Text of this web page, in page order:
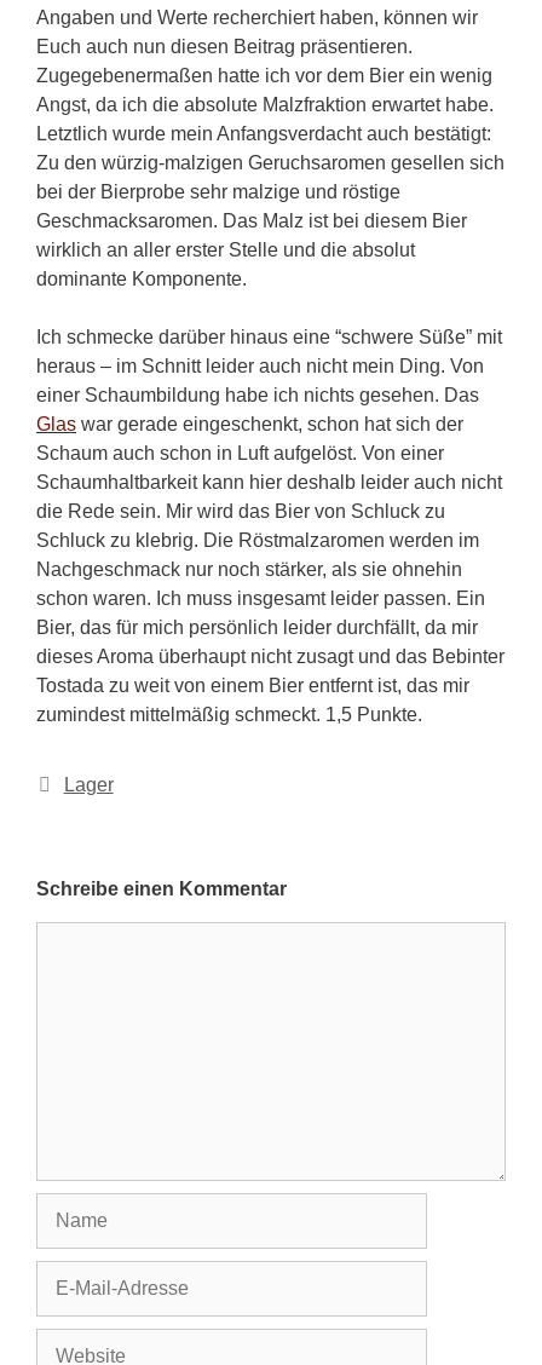
Angaben und Werte recherchiert haben, können wir
Euch auch nun diesen Beitrag präsentieren.
Zugegebenermaßen hatte ich vor dem Bier ein wenig
Angst, da ich die absolute Malzfraktion erwartet habe.
Letztlich wurde mein Anfangsverdacht auch bestätigt:
Zu den würzig-malzigen Geruchsaromen gesellen sich
bei der Bierprobe sehr malzige und röstige
Geschmacksaromen. Das Malz ist bei diesem Bier
wirklich an aller erster Stelle und die absolut
dominante Komponente.
Ich schmecke darüber hinaus eine “schwere Süße” mit
heraus – im Schnitt leider auch nicht mein Ding. Von
einer Schaumbildung habe ich nichts gesehen. Das
Glas war gerade eingeschenkt, schon hat sich der
Schaum auch schon in Luft aufgelöst. Von einer
Schaumhaltbarkeit kann hier deshalb leider auch nicht
die Rede sein. Mir wird das Bier von Schluck zu
Schluck zu klebrig. Die Röstmalzaromen werden im
Nachgeschmack nur noch stärker, als sie ohnehin
schon waren. Ich muss insgesamt leider passen. Ein
Bier, das für mich persönlich leider durchfällt, da mir
dieses Aroma überhaupt nicht zusagt und das Bebinter
Tostada zu weit von einem Bier entfernt ist, das mir
zumindest mittelmäßig schmeckt. 1,5 Punkte.
Kategorien
Lager
Schreibe einen Kommentar
Adresse